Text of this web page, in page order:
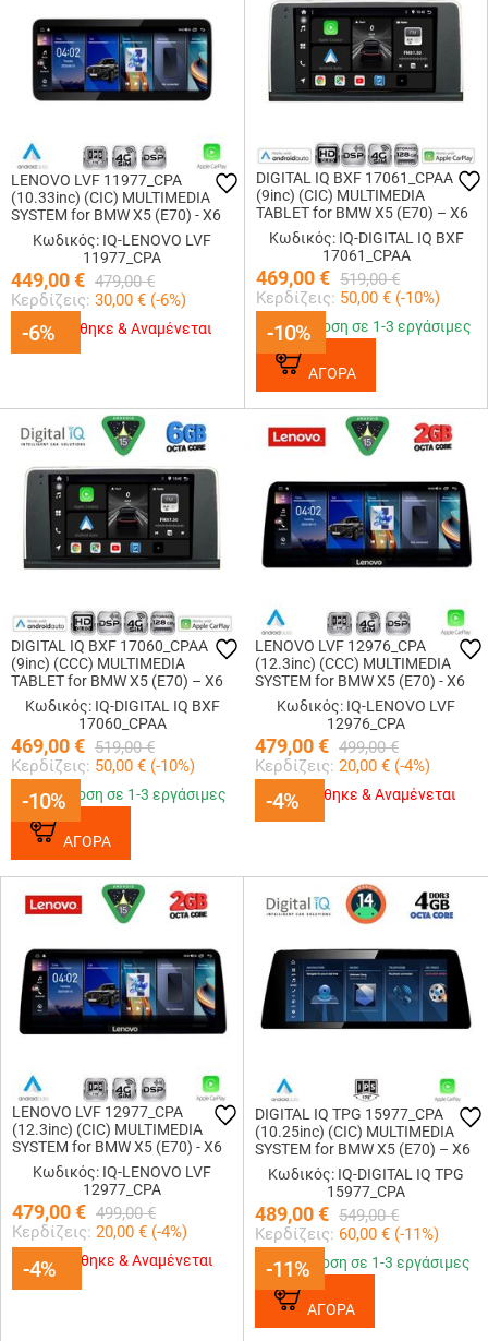
-6%
LENOVO LVF 11977_CPA
(10.33inc) (CIC) MULTIMEDIA
SYSTEM for BMW X5 (E70) - X6
(E71) mod. 2009-2012
Κωδικός: IQ-LENOVO LVF
11977_CPA
449,00€ 479,00 €
Κερδίζεις: 30,00 € (-6%)
-6%
Εξαντλήθηκε & Αναμένεται -10%
DIGITAL IQ BXF 17061_CPAA
(9inc) (CIC) MULTIMEDIA
TABLET for BMW X5 (E70) – X6
(E71) mod. 2009-2013
Κωδικός: IQ-DIGITAL IQ BXF
17061_CPAA
469,00€ 519,00 €
Κερδίζεις: 50,00 € (-10%)
-10%
Παράδοση σε 1-3 εργάσιμες
ΑΓΟΡΑ
-10%
DIGITAL IQ BXF 17060_CPAA
(9inc) (CCC) MULTIMEDIA
TABLET for BMW X5 (E70) – X6
(E71) mod. 2006-2009
Κωδικός: IQ-DIGITAL IQ BXF
17060_CPAA
469,00€ 519,00 €
Κερδίζεις: 50,00 € (-10%)
-10%
Παράδοση σε 1-3 εργάσιμες
ΑΓΟΡΑ
-4%
LENOVO LVF 12976_CPA
(12.3inc) (CCC) MULTIMEDIA
SYSTEM for BMW X5 (E70) - X6
(E71) mod. 2006-2009
Κωδικός: IQ-LENOVO LVF
12976_CPA
479,00€ 499,00 €
Κερδίζεις: 20,00 € (-4%)
-4%
Εξαντλήθηκε & Αναμένεται
-4%
LENOVO LVF 12977_CPA
(12.3inc) (CIC) MULTIMEDIA
SYSTEM for BMW X5 (E70) - X6
(E71) mod. 2009-2012
Κωδικός: IQ-LENOVO LVF
12977_CPA
479,00€ 499,00 €
Κερδίζεις: 20,00 € (-4%)
-4%
Εξαντλήθηκε & Αναμένεται -11%
DIGITAL IQ TPG 15977_CPA
(10.25inc) (CIC) MULTIMEDIA
SYSTEM for BMW X5 (E70) – X6
(E71) mod. 2009-2013
Κωδικός: IQ-DIGITAL IQ TPG
15977_CPA
489,00€ 549,00 €
Κερδίζεις: 60,00 € (-11%)
-11%
Παράδοση σε 1-3 εργάσιμες
ΑΓΟΡΑ